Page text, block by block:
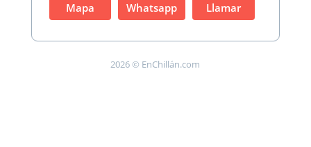
Mapa Whatsapp Llamar
2026 © EnChillán.com